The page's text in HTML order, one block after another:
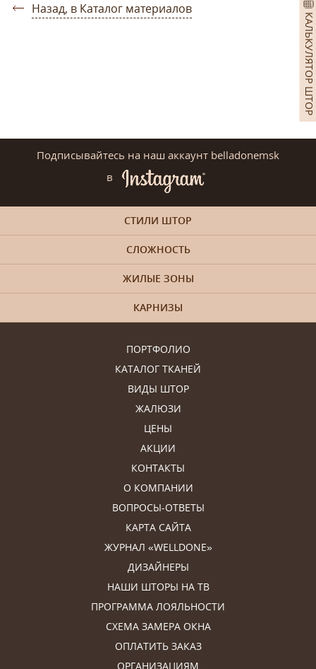
КАЛЬКУЛЯТОР ШТОР
Назад, в Каталог материалов
Подписывайтесь на наш аккаунт belladonemsk
в
ПОРТФОЛИО
КАТАЛОГ ТКАНЕЙ
ВИДЫ ШТОР
ЖАЛЮЗИ
ЦЕНЫ
АКЦИИ
КОНТАКТЫ
О КОМПАНИИ
ВОПРОСЫ-ОТВЕТЫ
КАРТА САЙТА
ЖУРНАЛ «WELLDONE»
ДИЗАЙНЕРЫ
НАШИ ШТОРЫ НА ТВ
ПРОГРАММА ЛОЯЛЬНОСТИ
СХЕМА ЗАМЕРА ОКНА
ОПЛАТИТЬ ЗАКАЗ
ОРГАНИЗАЦИЯМ
СТИЛИ ШТОР
СЛОЖНОСТЬ
ЖИЛЫЕ ЗОНЫ
КАРНИЗЫ